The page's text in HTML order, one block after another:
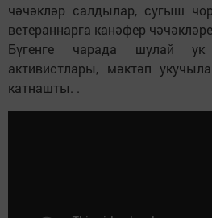
чәчәкләр салдылар, сугыш
ветераннарга канәфер
Бүгенге чарада шулай ук
активистлары, мәктәп
катнашты. .